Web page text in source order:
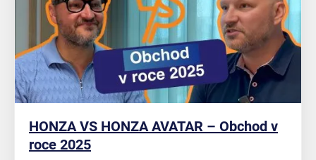
HONZA VS HONZA AVATAR – Obchod v
roce 2025